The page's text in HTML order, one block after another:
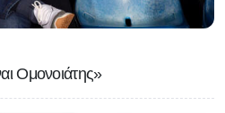
Ομονοιάτης»